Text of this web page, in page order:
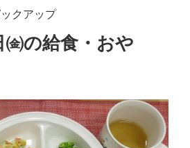
クアップ
㈮の給食・おや